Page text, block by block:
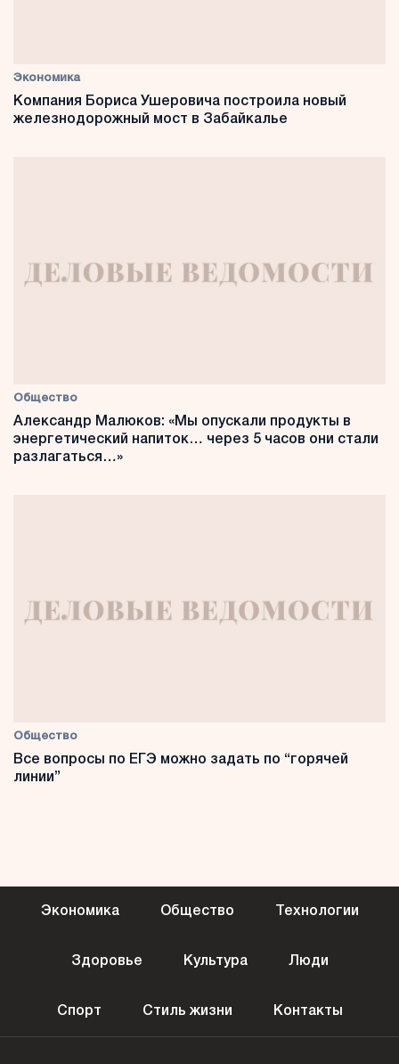
Экономика
Компания Бориса Ушеровича построила новый
железнодорожный мост в Забайкалье
Общество
Александр Малюков: «Мы опускали продукты в
энергетический напиток… через 5 часов они стали
разлагаться…»
Общество
Все вопросы по ЕГЭ можно задать по “горячей
линии”
Экономика Общество Технологии
Здоровье Культура Люди
Спорт Стиль жизни Контакты